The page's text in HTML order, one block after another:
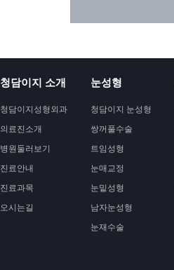
청담이지 소개
청담이지성형외과
의료진소개
병원둘러보기
진료안내
진료과목
오시는길
눈성형
청담이지 눈성형
쌍꺼풀수술
트임성형
눈매교정
눈밑성형
남자눈성형
눈재수술